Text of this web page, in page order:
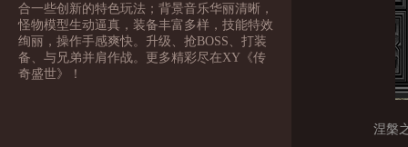
合一些创新的特色玩法；背景音乐华丽清晰，
怪物模型生动逼真，装备丰富多样，技能特效
绚丽，操作手感爽快。升级、抢BOSS、打装
备、与兄弟并肩作战。更多精彩尽在XY《传
奇盛世》！
涅槃